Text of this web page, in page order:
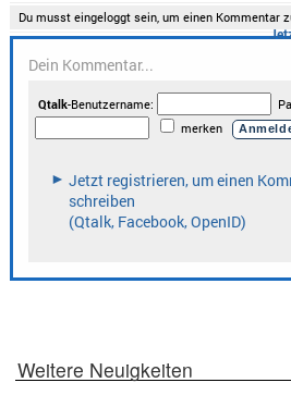
Weitere Neuigkeiten